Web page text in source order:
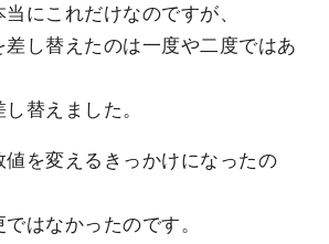
にこれだけなのですが、
し替えたのは一度や二度ではあ
替えました。
値を変えるきっかけになったの
はなかったのです。